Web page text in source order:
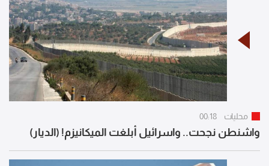
محليات 00:18
واشنطن نجحت.. واسرائيل أبلغت الميكانيزم! (الديار)